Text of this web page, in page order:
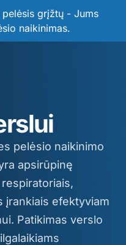
grįžtų - Jums
naikinimas.
pelėsio naikinimo
apsirūpinę
įrankiais efektyviam
Patikimas verslo